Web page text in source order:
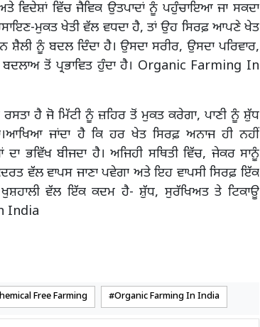
ਵਿਦੇਸ਼ਾਂ ਵਿੱਚ ਜੈਵਿਕ ਉਤਪਾਦਾਂ ਨੂੰ ਪਹੁੰਚਾਇਆ ਜਾ ਸਕਦਾ
ਮੁਕਤ ਖੇਤੀ ਵੱਲ ਵਧਦਾ ਹੈ, ਤਾਂ ਉਹ ਸਿਰਫ਼ ਆਪਣੇ ਖੇਤ
ਨੂੰ ਬਦਲ ਦਿੰਦਾ ਹੈ। ਉਸਦਾ ਸਰੀਰ, ਉਸਦਾ ਪਰਿਵਾਰ,
ਤੋਂ ਪ੍ਰਭਾਵਿਤ ਹੁੰਦਾ ਹੈ। Organic Farming In
ਹੈ ਜੋ ਮਿੱਟੀ ਨੂੰ ਜ਼ਹਿਰ ਤੋਂ ਮੁਕਤ ਕਰੇਗਾ, ਪਾਣੀ ਨੂੰ ਸ਼ੁੱਧ
ਜਾਂਦਾ ਹੈ ਕਿ ਹਰ ਖੇਤ ਸਿਰਫ਼ ਅਨਾਜ ਹੀ ਨਹੀਂ
ਭਵਿੱਖ ਬੀਜਦਾ ਹੈ। ਅਜਿਹੀ ਸਥਿਤੀ ਵਿੱਚ, ਜੇਕਰ ਸਾਨੂੰ
ਵੱਲ ਵਾਪਸ ਜਾਣਾ ਪਵੇਗਾ ਅਤੇ ਇਹ ਵਾਪਸੀ ਸਿਰਫ਼ ਇੱਕ
ਵੱਲ ਇੱਕ ਕਦਮ ਹੈ- ਸ਼ੁੱਧ, ਸੁਰੱਖਿਅਤ ਤੇ ਟਿਕਾਊ
India
Free Farming Organic Farming In India